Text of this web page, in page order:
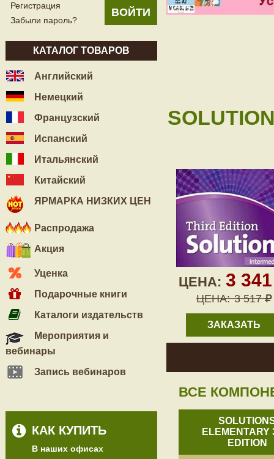
Регистрация
Забыли пароль?
КАТАЛОГ ТОВАРОВ
Английский
Немецкий
Французский
Испанский
Итальянский
Китайский
ЯРМАРКА НИЗКИХ ЦЕН
Распродажа
Акция
Уценка
Подарочные книги
Каталоги издательств
Мероприятия и
вебинары
Запись вебинаров
КАК КУПИТЬ
В наших офисах
ЦЕНА: 3
ЦЕНА: 3 517
ЗАКАЗАТЬ
ВСЕ
ELEMENTARY
EDITION